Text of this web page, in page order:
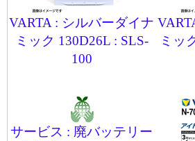
VARTA : シルバーダイナ
ミック 130D26L : SLS-
100
ミッ
サービス : 廃バッテリー